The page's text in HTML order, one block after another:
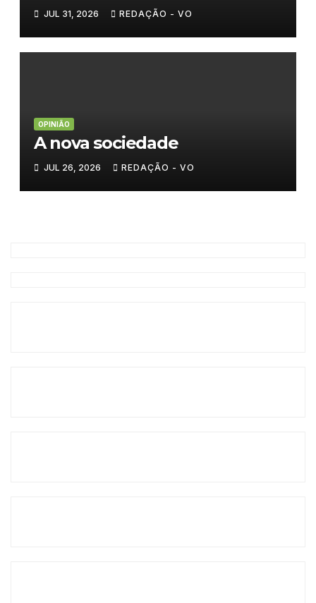
JUL 31, 2026 REDAÇÃO - VO
OPINIÃO
A nova sociedade
JUL 26, 2026 REDAÇÃO - VO